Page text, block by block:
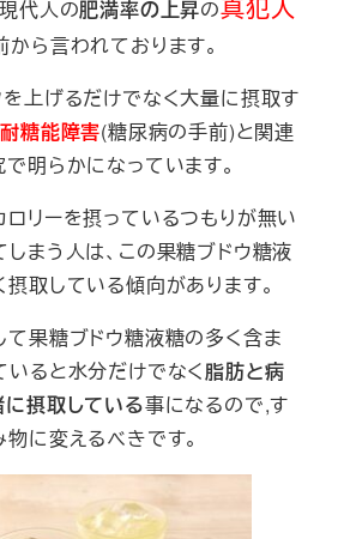
代人の肥満率の上昇の
ら言われております。
上げるだけでなく大量に摂取す
耐糖能障害(糖尿病の手前)と関連
明らかになっています。
リーを摂っているつもりが無い
まう人は、この果糖ブドウ糖液
取している傾向があります。
果糖ブドウ糖液糖の多く含ま
いると水分だけでなく脂肪と病
摂取している事になるので,す
に変えるべきです。